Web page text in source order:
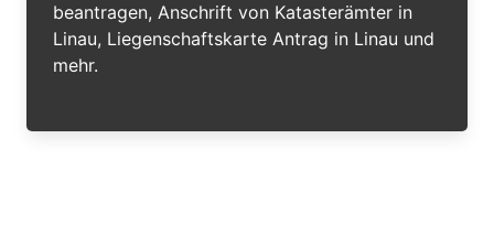
beantragen, Anschrift von Katasterämter in
Linau, Liegenschaftskarte Antrag in Linau und
mehr.